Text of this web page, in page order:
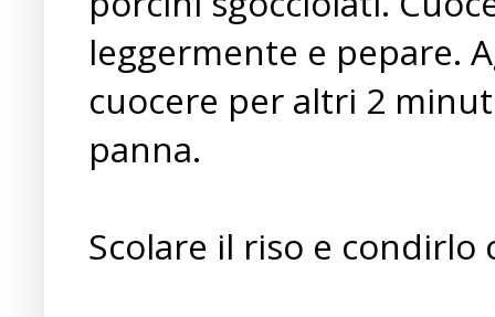
leggermente e pepare.
cuocere per altri 2
panna.
Scolare il riso e condirlo